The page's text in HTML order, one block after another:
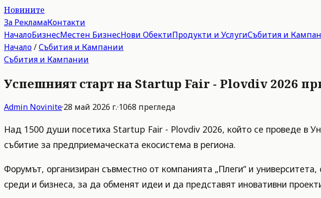
Новините
За РекламаКонтакти
НачалоБизнесМестен БизнесНови ОбектиПродукти и УслугиСъбития и
Начало/Събития и Кампании
Събития и Кампании
Успешният старт на Startup Fair - Plovdiv 2026
Admin Novinite·28 май 2026 г.·1068 прегледа
Над 1500 души посетиха Startup Fair - Plovdiv 2026, който се проведе в
събитие за предприемаческата екосистема в региона.
Форумът, организиран съвместно от компанията „Плеги“ и
среди и бизнеса, за да обменят идеи и да представят иновативни